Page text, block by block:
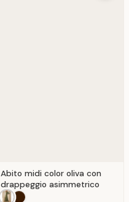
Abito midi color oliva con
drappeggio asimmetrico